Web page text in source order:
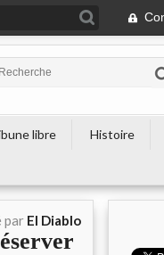
libre
Histoire
par El Diablo